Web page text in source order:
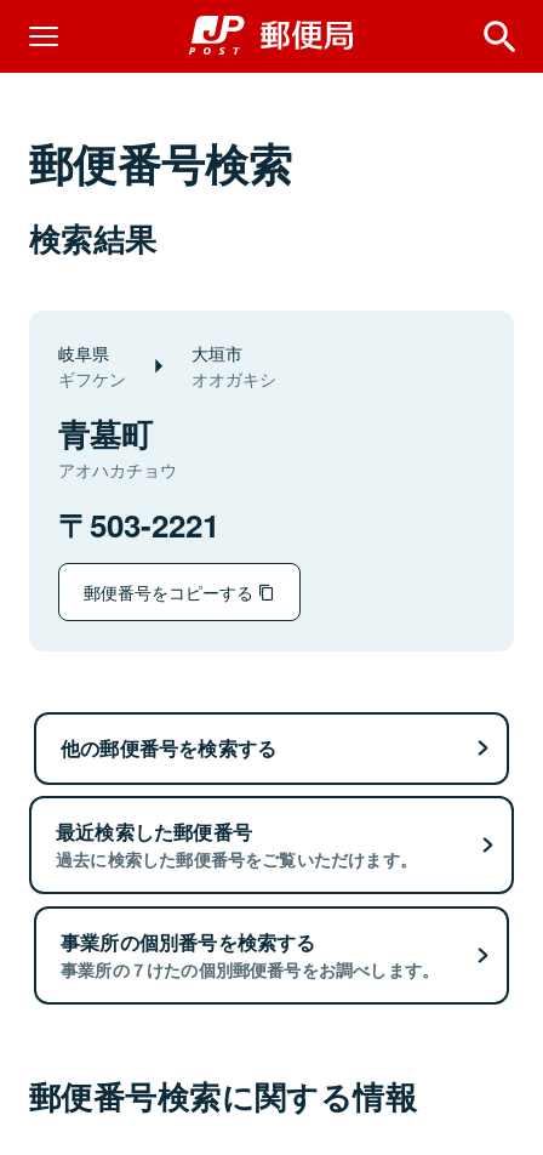
郵便番号検索
検索結果
岐阜県
ギフケン
大垣市
オオガキシ
青墓町
アオハカチョウ
503-2221
郵便番号をコピーする
他の郵便番号を検索する
最近検索した郵便番号
過去に検索した郵便番号をご覧いただけます。
事業所の個別番号を検索する
事業所の７けたの個別郵便番号をお調べします。
郵便番号検索に関する情報